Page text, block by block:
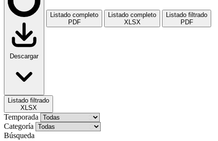
Descargar
Listado completo
PDF
Listado completo
XLSX
Listado filtrado
PDF
Listado filtrado
XLSX
Temporada
Categoría
Búsqueda